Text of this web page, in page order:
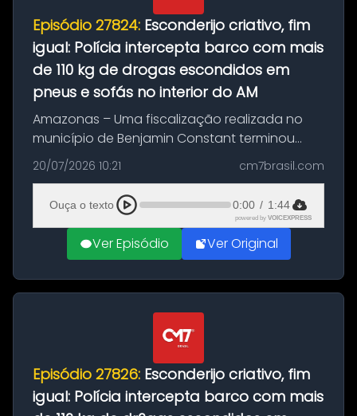
Episódio 27824: Esconderijo criativo, fim
igual: Polícia intercepta barco com mais
de 110 kg de drogas escondidos em
pneus e sofás no interior do AM
Amazonas – Uma fiscalização realizada no
município de Benjamin Constant terminou
com a apreensão de aproximadamente 115
quilos de entorpecentes em uma
embarcação atracada no porto da cidade. O
materia...
20/07/2026 10:21 cm7brasil.com
Ouça o texto 0:00 / 1:44
powered by VOICEXPRESS
Ver Episódio Ver Original
Episódio 27826: Esconderijo criativo, fim
igual: Polícia intercepta barco com mais